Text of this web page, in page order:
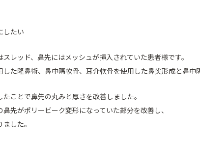
したい
レッド、鼻先にはメッシュが挿入されていた患者様です。
た隆鼻術、鼻中隔軟骨、耳介軟骨を使用した鼻尖形成と鼻中
ことで鼻先の丸みと厚さを改善しました。
先がポリービーク変形になっていた部分を改善し、
した。